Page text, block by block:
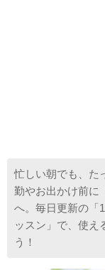
忙しい朝でも、た
勤やお出かけ前に
へ。毎日更新の「
ッスン」で、使え
う！